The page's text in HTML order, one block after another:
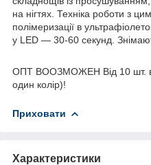
на нігтях. Техніка роботи з
полімеризації в
у LED — 30-60 секунд.
ОПТ ВООЗМОЖЕН Від 10 шт. в
один колір)!
Приховати
Характеристики